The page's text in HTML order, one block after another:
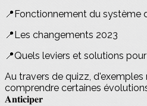
📍Fonctionnement du système
📍Les changements 2023
📍Quels leviers et solutions
Au travers de quizz,
comprendre certaines
𝐀𝐧𝐭𝐢𝐜𝐢𝐩𝐞𝐫